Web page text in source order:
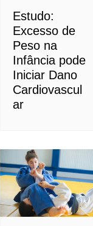
Estudo:
Excesso de
Peso na
Infância pode
Iniciar Dano
Cardiovascul
ar